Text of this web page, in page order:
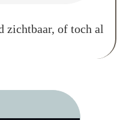
zichtbaar, of toch al